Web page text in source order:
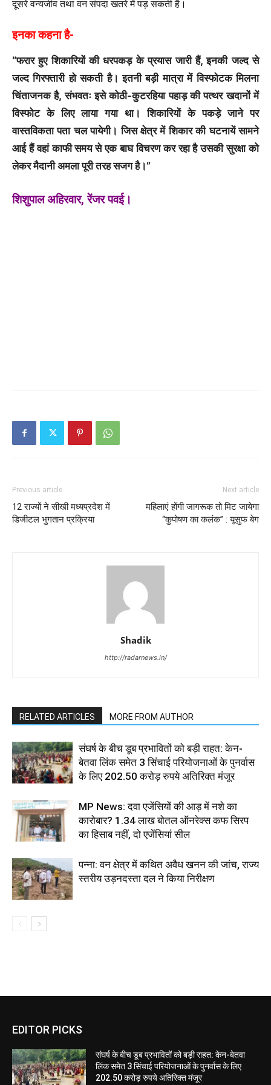
दूसरे वन्यजीव तथा वन संपदा खतरे में पड़ सकती है।
इनका कहना है-
“फरार हुए शिकारियों की धरपकड़ के प्रयास जारी हैं, इनकी जल्द से
जल्द गिरफ्तारी हो सकती है। इतनी बड़ी मात्रा में विस्फोटक मिलना
चिंताजनक है, संभवतः इसे कोठी-कुटरहिया पहाड़ की पत्थर खदानों में
विस्फोट के लिए लाया गया था। शिकारियों के पकड़े जाने पर
वास्तविकता पता चल पायेगी। जिस क्षेत्र में शिकार की घटनायें सामने
आई हैं वहां काफी समय से एक बाघ विचरण कर रहा है उसकी सुरक्षा को
लेकर मैदानी अमला पूरी तरह सजग है।”
शिशुपाल अहिरवार, रेंजर पवई।
Previous article
12 राज्यों ने सीखी मध्यप्रदेश में
डिजीटल भुगतान प्रक्रिया
Next article
महिलाएं होंगी जागरूक तो मिट जायेगा
“कुपोषण का कलंक” : यूसुफ बेग
Shadik
http://radarnews.in/
RELATED ARTICLES MORE FROM AUTHOR
संघर्ष के बीच डूब प्रभावितों को बड़ी राहत: केन-
बेतवा लिंक समेत 3 सिंचाई परियोजनाओं के पुनर्वास
के लिए 202.50 करोड़ रुपये अतिरिक्त मंजूर
MP News: दवा एजेंसियों की आड़ में नशे का
कारोबार? 1.34 लाख बोतल ऑनरेक्स कफ सिरप
का हिसाब नहीं, दो एजेंसियां सील
पन्ना: वन क्षेत्र में कथित अवैध खनन की जांच, राज्य
स्तरीय उड़नदस्ता दल ने किया निरीक्षण
EDITOR PICKS
संघर्ष के बीच डूब प्रभावितों को बड़ी राहत: केन-बेतवा
लिंक समेत 3 सिंचाई परियोजनाओं के पुनर्वास के लिए
202.50 करोड़ रुपये अतिरिक्त मंजूर